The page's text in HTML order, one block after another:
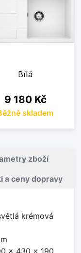
Bílá
Cena
9 180 Kč
skladem
zboží
a ceny dopravy
krémová
x 430 x 190